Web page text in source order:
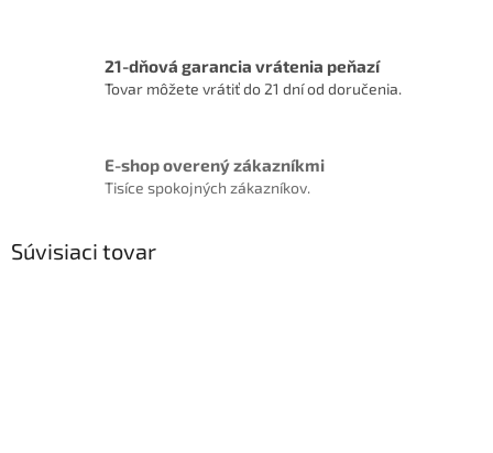
21-dňová garancia vrátenia peňazí
Tovar môžete vrátiť do 21 dní od doručenia.
E-shop overený zákazníkmi
Tisíce spokojných zákazníkov.
Súvisiaci tovar